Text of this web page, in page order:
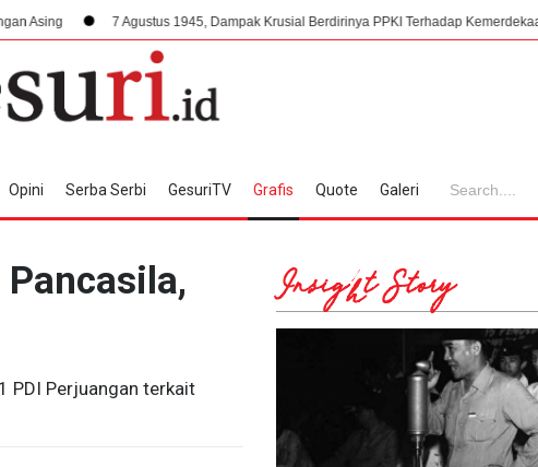
7 Agustus 1945, Dampak Krusial Berdirinya PPKI Terhadap Kemerdekaan Indonesia
Opini Serba Serbi GesuriTV Grafis Quote Galeri
PDI Perjuangan terkait
Insight Story